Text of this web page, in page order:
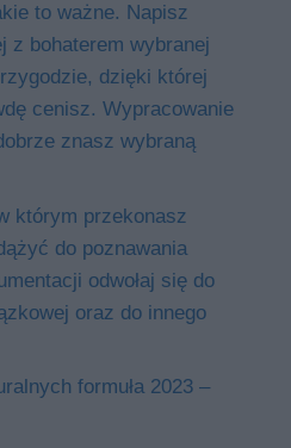
to ważne. Napisz
z bohaterem wybranej
dzięki której
cenisz. Wypracowanie
znasz wybraną
którym przekonasz
do poznawania
odwołaj się do
oraz do innego
formuła 2023 –